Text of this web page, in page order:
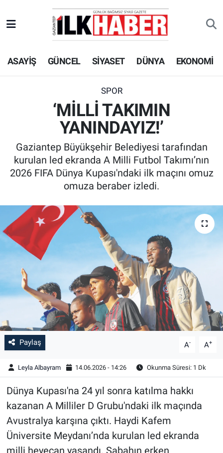
ASAYİŞ GÜNCEL SİYASET DÜNYA EKONOMİ
SPOR
‘MİLLİ TAKIMIN
YANINDAYIZ!’
Gaziantep Büyükşehir Belediyesi tarafından
kurulan led ekranda A Milli Futbol Takımı’nın
2026 FIFA Dünya Kupası'ndaki ilk maçını omuz
omuza beraber izledi.
Paylaş A- A+
Leyla Albayram 14.06.2026 - 14:26 Okunma Süresi: 1 Dk
Dünya Kupası'na 24 yıl sonra katılma hakkı
kazanan A Milliler D Grubu'ndaki ilk maçında
Avustralya karşına çıktı. Haydi Kafem
Üniversite Meydanı’nda kurulan led ekranda
EKONOMİ
SİYASET
ASAYİŞ
KÜLTÜR - SANAT
Beyoğlu Hava Durumu
Beyoğlu Trafik Yoğunluk Haritası
Süper Lig Puan Durumu ve Fikstür
Tüm Manşetler
Haber Arşivi